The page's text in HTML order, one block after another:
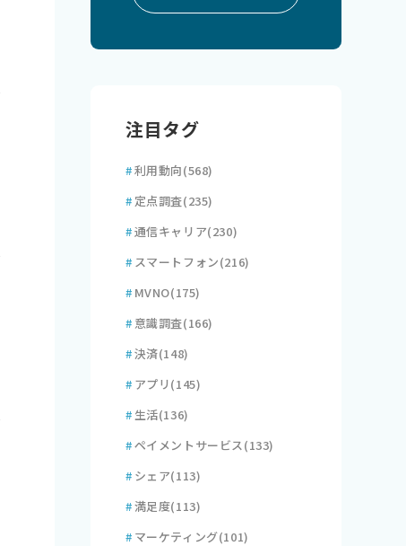
注目タグ
#利用動向(568)
# 定点調査(235)
#通信キャリア(230)
# スマートフォン(216)
# MVNO(175)
# 意識調査(166)
#決済(148)
# アプリ(145)
# 生活(136)
#ペイメントサービス(133)
# シェア(113)
#満足度(113)
# マーケティング(101)